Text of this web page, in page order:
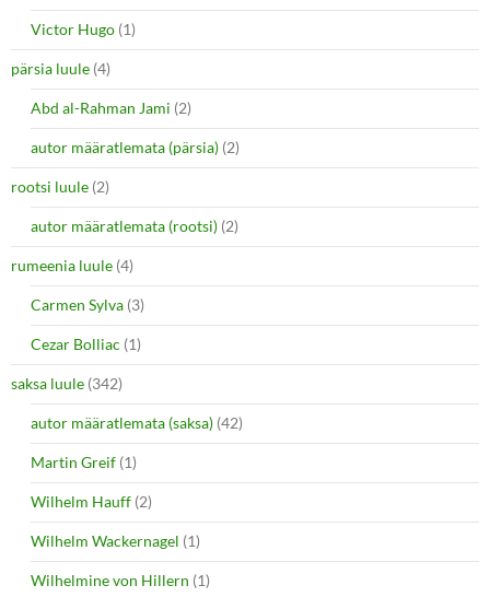
Victor Hugo (1)
pärsia luule (4)
Abd al-Rahman Jami (2)
autor määratlemata (pärsia) (2)
rootsi luule (2)
autor määratlemata (rootsi) (2)
rumeenia luule (4)
Carmen Sylva (3)
Cezar Bolliac (1)
saksa luule (342)
autor määratlemata (saksa) (42)
Martin Greif (1)
Wilhelm Hauff (2)
Wilhelm Wackernagel (1)
Wilhelmine von Hillern (1)